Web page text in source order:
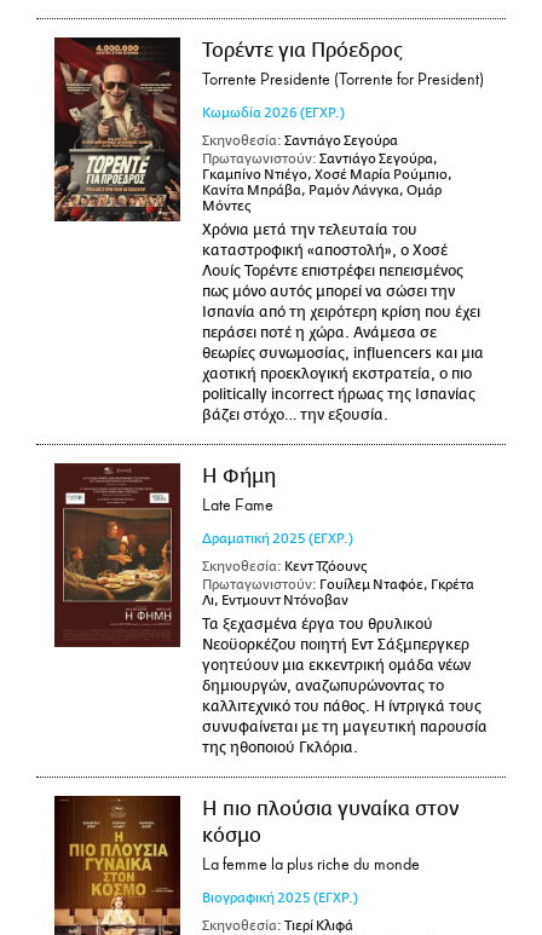
Τορέντε για Πρόεδρος
Torrente Presidente (Torrente for President)
Κωμωδία 2026 (ΕΓΧΡ.)
Σκηνοθεσία: Σαντιάγο Σεγούρα
Πρωταγωνιστούν: Σαντιάγο Σεγούρα,
Γκαμπίνο Ντιέγο, Χοσέ Μαρία Ρούμπιο,
Κανίτα Μπράβα, Ραμόν Λάνγκα, Ομάρ
Μόντες
Χρόνια μετά την τελευταία του
καταστροφική «αποστολή», ο Χοσέ
Λουίς Τορέντε επιστρέφει πεπεισμένος
πως μόνο αυτός μπορεί να σώσει την
Ισπανία από τη χειρότερη κρίση που έχει
περάσει ποτέ η χώρα. Ανάμεσα σε
θεωρίες συνωμοσίας, influencers και μια
χαοτική προεκλογική εκστρατεία, ο πιο
politically incorrect ήρωας της Ισπανίας
βάζει στόχο… την εξουσία.
Η Φήμη
Late Fame
Δραματική 2025 (ΕΓΧΡ.)
Σκηνοθεσία: Κεντ Τζόουνς
Πρωταγωνιστούν: Γουίλεμ Νταφόε, Γκρέτα
Λι, Εντμουντ Ντόνοβαν
Τα ξεχασμένα έργα του θρυλικού
Νεοϋορκέζου ποιητή Εντ Σάξμπεργκερ
γοητεύουν μια εκκεντρική ομάδα νέων
δημιουργών, αναζωπυρώνοντας το
καλλιτεχνικό του πάθος. Η ίντριγκά τους
συνυφαίνεται με τη μαγευτική παρουσία
της ηθοποιού Γκλόρια.
Η πιο πλούσια γυναίκα στον
κόσμο
La femme la plus riche du monde
Βιογραφική 2025 (ΕΓΧΡ.)
Σκηνοθεσία: Τιερί Κλιφά